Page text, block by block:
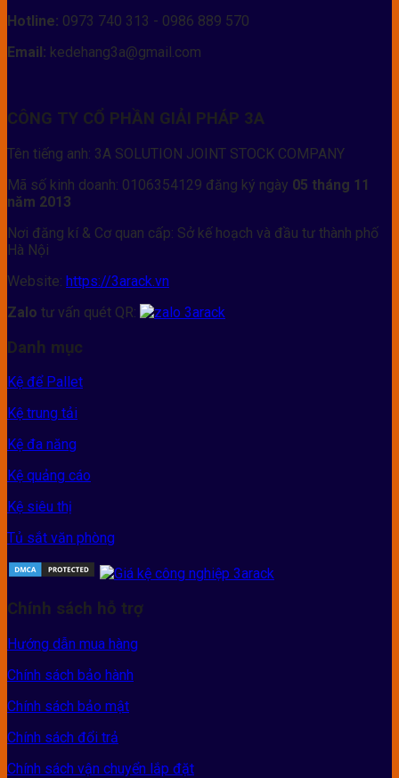
Hotline: 0973 740 313 - 0986 889 570
Email: kedehang3a@gmail.com
CÔNG TY CỔ PHẦN GIẢI PHÁP 3A
Tên tiếng anh: 3A SOLUTION JOINT STOCK COMPANY
Mã số kinh doanh: 0106354129 đăng ký ngày 05 tháng 11
năm 2013
Nơi đăng kí & Cơ quan cấp: Sở kế hoạch và đầu tư thành phố
Hà Nội
Website: https://3arack.vn
Zalo tư vấn quét QR:
Danh mục
Kệ để Pallet
Kệ trung tải
Kệ đa năng
Kệ quảng cáo
Kệ siêu thị
Tủ sắt văn phòng
Chính sách hỗ trợ
Hướng dẫn mua hàng
Chính sách bảo hành
Chính sách bảo mật
Chính sách đổi trả
Chính sách vận chuyển lắp đặt